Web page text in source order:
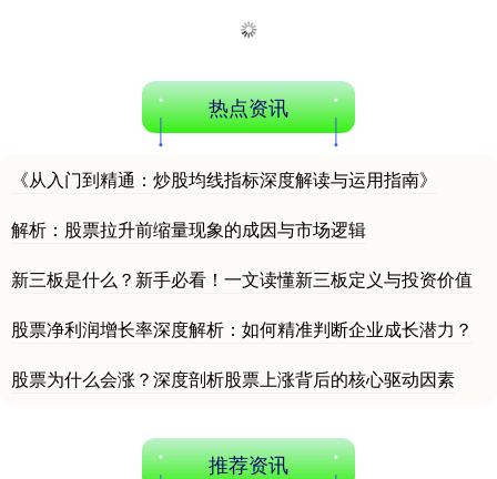
深证成指 14311.01 +200.89 +1.42%
热点资讯
《从入门到精通：炒股均线指标深度解读与运用指南》
解析：股票拉升前缩量现象的成因与市场逻辑
新三板是什么？新手必看！一文读懂新三板定义与投资价值
股票净利润增长率深度解析：如何精准判断企业成长潜力？
股票为什么会涨？深度剖析股票上涨背后的核心驱动因素
推荐资讯